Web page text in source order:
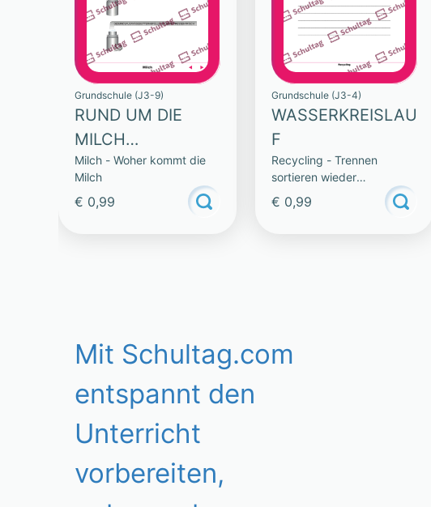
Grundschule (J3-9)
RUND UM DIE
MILCH
MILCHWÖRTER
Milch - Woher kommt die
Milch
€ 0,99
Grundschule (J3-4)
WASSERKREISLAU
F
Recycling - Trennen
sortieren wieder
verwenden
€ 0,99
Mit Schultag.com
entspannt den
Unterricht
vorbereiten,